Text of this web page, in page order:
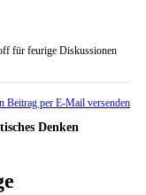
für feurige Diskussionen
Beitrag per E-Mail versenden
Denken